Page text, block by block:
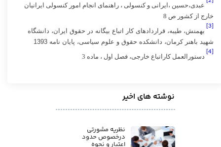
عبدی،حسین ،ایرانی و کنسولی ، راهنمای انجام امور کنسولی ایرانیان
خارج از کشور ص 8
بهمنش، طیبه، قراردادهای کار اتباع بیگانه در حقوق ایران، دانشگاه
شهید باهنر کرمان، دانشکده حقوق و علوم سیاسی، پایان نامه 1393
دستورالعمل کاراتباع خارجی، فصل اول ، ماده 3
نوشته های اخیر
نظریه مشورتی
درخصوص حدود
اعتبار و نحوه